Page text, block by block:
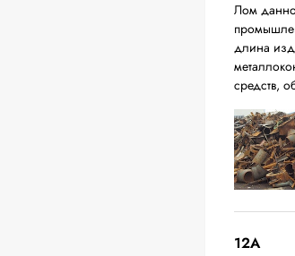
Лом
длина
средств,
12A